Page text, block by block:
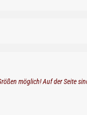
möglich! Auf der Seite